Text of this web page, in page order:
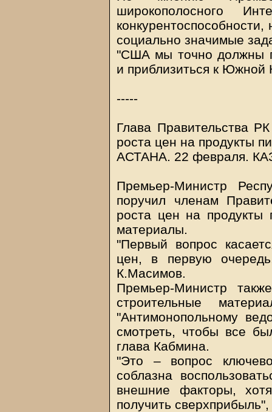
широкополосного
социально значимые
"США мы точно должны
и приблизиться к Южной
-----
Глава Правительства
роста цен на продукты
АСТАНА. 22 февраля.
Премьер-Министр
поручил членам
роста цен на продукты
материалы.
"Первый вопрос
цен, в первую
К.Масимов.
Премьер-Министр
строительные
"Антимонопольному
смотреть, чтобы все
глава Кабмина.
"Это – вопрос
соблазна
внешние факторы,
получить